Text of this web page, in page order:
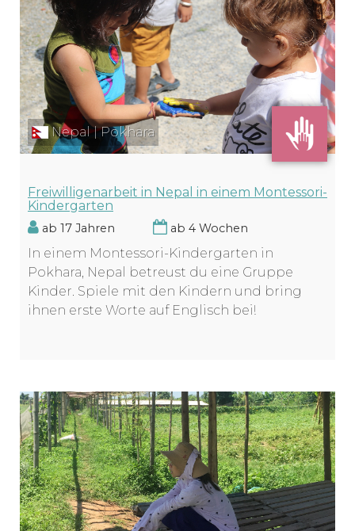
Nepal | Pokhara
Freiwilligenarbeit in Nepal in einem Montessori-
Kindergarten
ab 17 Jahren ab 4 Wochen
In einem Montessori-Kindergarten in
Pokhara, Nepal betreust du eine Gruppe
Kinder. Spiele mit den Kindern und bring
ihnen erste Worte auf Englisch bei!